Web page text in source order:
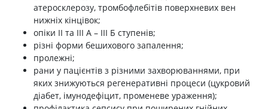
атеросклерозу, тромбофлебітів поверхневих вен
нижніх кінцівок;
опіки ІІ та ІІІ А – ІІІ Б ступенів;
різні форми бешихового запалення;
пролежні;
рани у пацієнтів з різними захворюваннями, при
яких знижуються регенеративні процеси (цукровий
діабет, імунодефіцит, променеве ураження);